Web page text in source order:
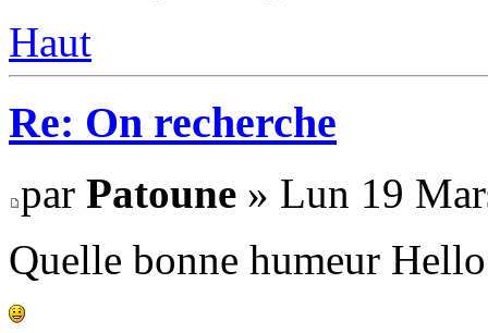
Haut
Re: On recherche
par Patoune » Lun 19
Quelle bonne humeur